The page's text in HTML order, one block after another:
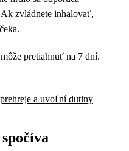
zvládnete inhalovať,
pretiahnuť na 7 dní.
a uvoľní dutiny